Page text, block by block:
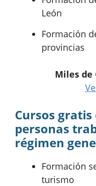
León
Formación
provincias
Miles de
Cursos
personas
régimen
Formación
turismo